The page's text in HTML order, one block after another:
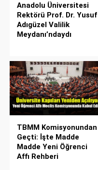
Anadolu Üniversitesi
Rektörü Prof. Dr. Yusuf
Adıgüzel Valilik
Meydanı’ndaydı
TBMM Komisyonundan
Geçti: İşte Madde
Madde Yeni Öğrenci
Affı Rehberi